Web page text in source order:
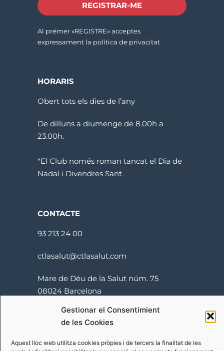
Gestionar el Consentimient
de les Cookies
Aquest lloc web utilitza cookies pròpies i de tercers la finalitat de les
REGISTRAR-ME
Al prémer «REGISTRE» acceptes
expressament la política de privacitat
HORARIS
Obert tots els dies de l’any
De dilluns a diumenge de 8.00h a
23.00h.
*El Club només roman tancat el Dia de
Nadal i Divendres Sant.
CONTACTE
93 213 24 00
ctlasalut@ctlasalut.com
Mare de Déu de la Salut núm. 75
08024 Barcelona